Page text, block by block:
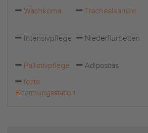
Wachkoma
Trachealkanüle
Intensivpflege Niederflurbetten
Palliativpflege
Adipositas
feste
Beatmungsstation